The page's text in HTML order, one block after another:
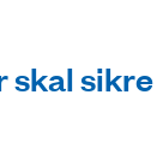
skal sikre